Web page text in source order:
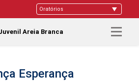
Areia Branca
Esperança